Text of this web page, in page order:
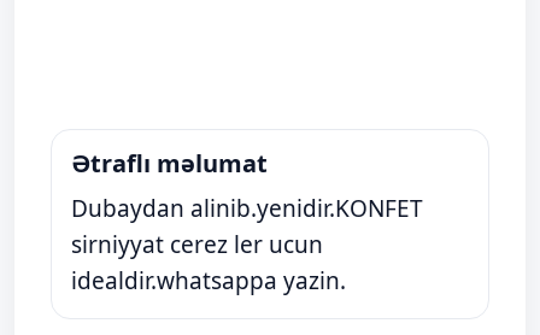
Ətraflı məlumat
Dubaydan alinib.yenidir.KONFET
sirniyyat cerez ler ucun
idealdir.whatsappa yazin.